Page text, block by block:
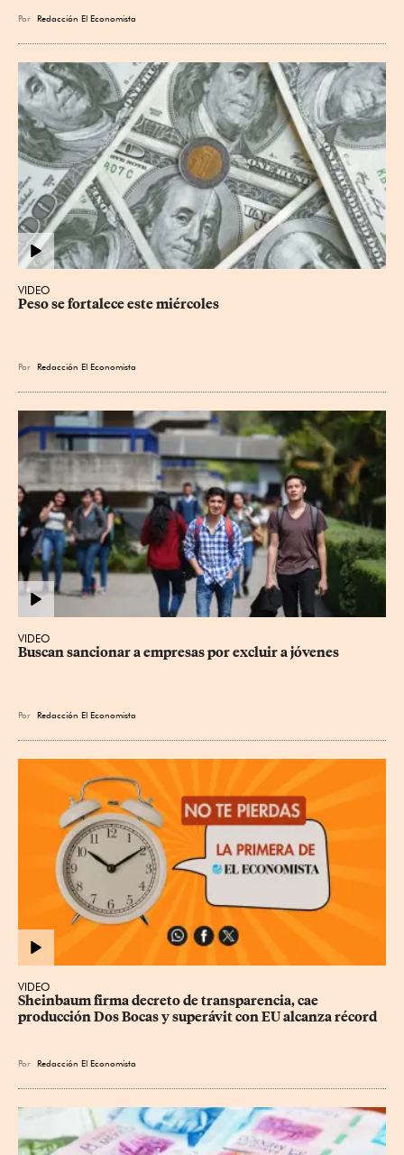
Por Redacción El Economista
VIDEO
Peso se fortalece este miércoles
Por Redacción El Economista
VIDEO
Buscan sancionar a empresas por excluir a jóvenes
Por Redacción El Economista
VIDEO
Sheinbaum firma decreto de transparencia, cae
producción Dos Bocas y superávit con EU alcanza récord
Por Redacción El Economista